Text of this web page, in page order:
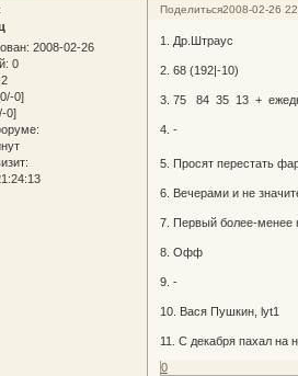
Поделиться2008-02-26
: 2008-02-26
0
2
0]
0]
1. Др.Штраус
2. 68 (192|-10)
3. 75 84 35 13 +
4. -
5. Просят перестать
6. Вечерами и не
7. Первый более-менее
8. Офф
9. -
10. Вася Пушкин, lyt1
11. С декабря пахал на
0